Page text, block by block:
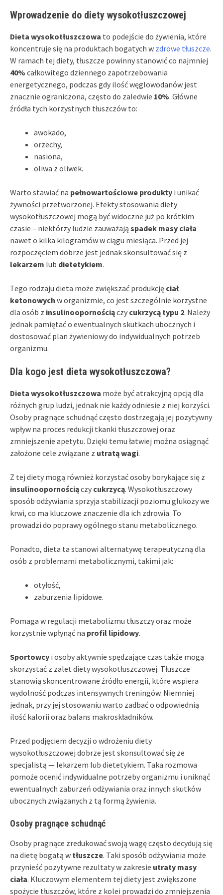
Wprowadzenie do diety wysokotłuszczowej
Dieta wysokotłuszczowa to podejście do żywienia, które
koncentruje się na produktach bogatych w zdrowe tłuszcze.
W ramach tej diety, tłuszcze powinny stanowić co najmniej
40% całkowitego dziennego zapotrzebowania
energetycznego, podczas gdy ilość węglowodanów jest
znacznie ograniczona, często do zaledwie 10%. Główne
źródła tych korzystnych tłuszczów to:
awokado,
orzechy,
nasiona,
oliwa z oliwek.
Warto stawiać na pełnowartościowe produkty i unikać
żywności przetworzonej. Efekty stosowania diety
wysokotłuszczowej mogą być widoczne już po krótkim
czasie – niektórzy ludzie zauważają spadek masy ciała
nawet o kilka kilogramów w ciągu miesiąca. Przed jej
rozpoczęciem dobrze jest jednak skonsultować się z
lekarzem lub dietetykiem.
Tego rodzaju dieta może zwiększać produkcję ciał
ketonowych w organizmie, co jest szczególnie korzystne
dla osób z insulinoopornościączy cukrzycą typu 2. Należy
jednak pamiętać o ewentualnych skutkach ubocznych i
dostosować plan żywieniowy do indywidualnych potrzeb
organizmu.
Dla kogo jest dieta wysokotłuszczowa?
Dieta wysokotłuszczowa może być atrakcyjną opcją dla
różnych grup ludzi, jednak nie każdy odniesie z niej korzyści.
Osoby pragnące schudnąć często dostrzegają jej pozytywny
wpływ na proces redukcji tkanki tłuszczowej oraz
zmniejszenie apetytu. Dzięki temu łatwiej można osiągnąć
założone cele związane z utratą wagi.
Z tej diety mogą również korzystać osoby borykające się z
insulinoopornościączy cukrzycą. Wysokotłuszczowy
sposób odżywiania sprzyja stabilizacji poziomu glukozy we
krwi, co ma kluczowe znaczenie dla ich zdrowia. To
prowadzi do poprawy ogólnego stanu metabolicznego.
Ponadto, dieta ta stanowi alternatywę terapeutyczną dla
osób z problemami metabolicznymi, takimi jak:
otyłość,
zaburzenia lipidowe.
Pomaga w regulacji metabolizmu tłuszczy oraz może
korzystnie wpłynąć na profil lipidowy.
Sportowcy i osoby aktywnie spędzające czas także mogą
skorzystać z zalet diety wysokotłuszczowej. Tłuszcze
stanowią skoncentrowane źródło energii, które wspiera
wydolność podczas intensywnych treningów. Niemniej
jednak, przy jej stosowaniu warto zadbać o odpowiednią
ilość kalorii oraz balans makroskładników.
Przed podjęciem decyzji o wdrożeniu diety
wysokotłuszczowej dobrze jest skonsultować się ze
specjalistą — lekarzem lub dietetykiem. Taka rozmowa
pomoże ocenić indywidualne potrzeby organizmu i uniknąć
ewentualnych zaburzeń odżywiania oraz innych skutków
ubocznych związanych z tą formą żywienia.
Osoby pragnące schudnąć
Osoby pragnące zredukować swoją wagę często decydują się
na dietę bogatą w tłuszcze. Taki sposób odżywiania może
przynieść pozytywne rezultaty w zakresie utraty masy
ciała. Kluczowym elementem tej diety jest zwiększone
spożycie tłuszczów, które z kolei prowadzi do zmniejszenia